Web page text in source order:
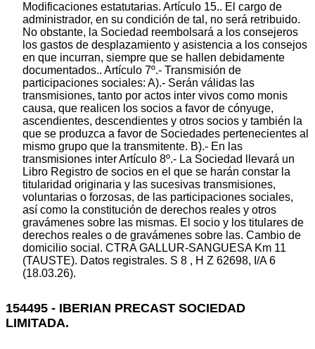
Modificaciones estatutarias. Artículo 15.. El cargo de
administrador, en su condición de tal, no será retribuido.
No obstante, la Sociedad reembolsará a los consejeros
los gastos de desplazamiento y asistencia a los consejos
en que incurran, siempre que se hallen debidamente
documentados.. Artículo 7º.- Transmisión de
participaciones sociales: A).- Serán válidas las
transmisiones, tanto por actos inter vivos como monis
causa, que realicen los socios a favor de cónyuge,
ascendientes, descendientes y otros socios y también la
que se produzca a favor de Sociedades pertenecientes al
mismo grupo que la transmitente. B).- En las
transmisiones inter Artículo 8º.- La Sociedad llevará un
Libro Registro de socios en el que se harán constar la
titularidad originaria y las sucesivas transmisiones,
voluntarias o forzosas, de las participaciones sociales,
así como la constitución de derechos reales y otros
gravámenes sobre las mismas. El socio y los titulares de
derechos reales o de gravámenes sobre las. Cambio de
domicilio social. CTRA GALLUR-SANGUESA Km 11
(TAUSTE). Datos registrales. S 8 , H Z 62698, I/A 6
(18.03.26).
154495 - IBERIAN PRECAST SOCIEDAD
LIMITADA.